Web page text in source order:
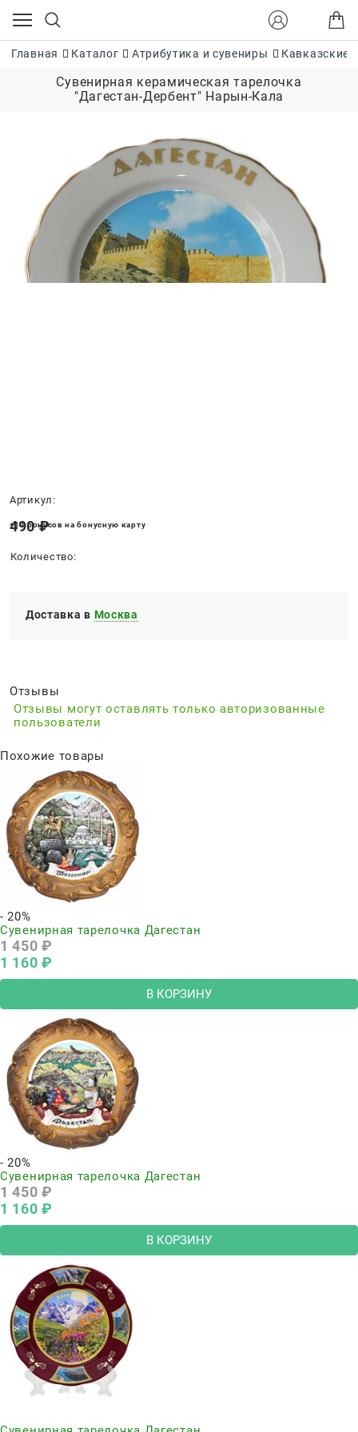
Главная Каталог Атрибутика и сувениры Кавказские
Сувенирная керамическая тарелочка
"Дагестан-Дербент" Нарын-Кала
Артикул:
490 ₽
+10 бонусов на бонусную карту
Количество:
Доставка в Москва
Отзывы
Отзывы могут оставлять только авторизованные
пользователи
Похожие товары
- 20%
Сувенирная тарелочка Дагестан
1 450 ₽
1 160 ₽
В КОРЗИНУ
- 20%
Сувенирная тарелочка Дагестан
1 450 ₽
1 160 ₽
В КОРЗИНУ